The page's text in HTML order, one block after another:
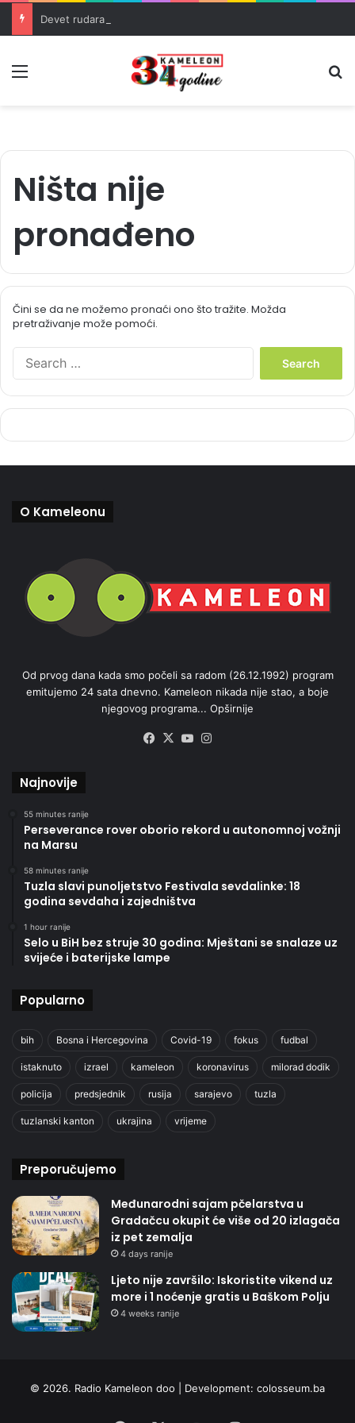
Ništa nije
pronađeno
Čini se da ne možemo pronaći ono što tražite. Možda
pretraživanje može pomoći.
h
O Kameleonu
Od prvog dana kada smo počeli sa radom (26.12.1992) program
emitujemo 24 sata dnevno. Kameleon nikada nije stao, a boje
njegovog programa... Opširnije
Facebook
X YouTube
Najnovije
55 minutes ranije
Perseverance rover oborio rekord u autonomnoj vožnji
na Marsu
58 minutes ranije
Tuzla slavi punoljetstvo Festivala sevdalinke: 18
godina sevdaha i zajedništva
1 hour ranije
Selo u BiH bez struje 30 godina: Mještani se snalaze uz
svijeće i baterijske lampe
Popularno
bih Bosna i Hercegovina Covid-19 fokus fudbal
istaknuto izrael kameleon koronavirus milorad dodik
policija predsjednik rusija sarajevo tuzla
tuzlanski kanton ukrajina vrijeme
Preporučujemo
Međunarodni sajam pčelarstva u
Gradačcu okupit će više od 20 izlagača
iz pet zemalja
4 days ranije
Ljeto nije završilo: Iskoristite vikend uz
more i 1 noćenje gratis u Baškom Polju
4 weeks ranije
© 2026. Radio Kameleon doo | Development: colosseum.ba